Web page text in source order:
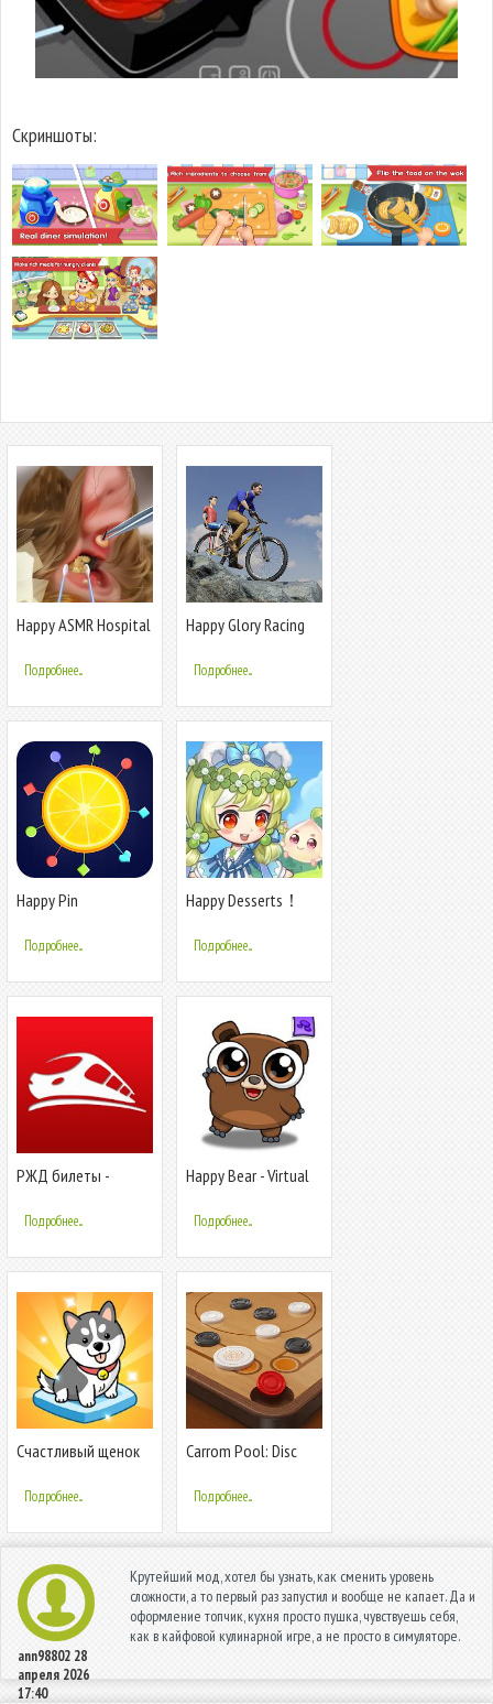
Скриншоты:
Happy ASMR Hospital
Подробнее...
Happy Glory Racing
Подробнее...
Happy Pin
Подробнее...
Happy Desserts！
Подробнее...
РЖД билеты -
Подробнее...
Happy Bear - Virtual
Подробнее...
Счастливый щенок
Подробнее...
Carrom Pool: Disc
Подробнее...
ann98802 28
апреля 2026
17:40
Крутейший мод, хотел бы узнать, как сменить уровень
сложности, а то первый раз запустил и вообще не капает. Да и
оформление топчик, кухня просто пушка, чувствуешь себя,
как в кайфовой кулинарной игре, а не просто в симуляторе.